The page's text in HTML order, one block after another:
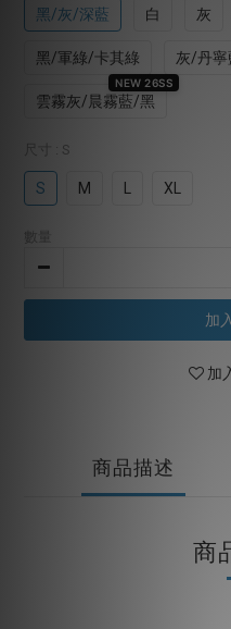
黑/灰/深藍 白 灰
黑/軍綠/卡其綠 灰/丹
雲霧灰/晨霧藍/黑
NEW 26SS
尺寸 : S
S M XL
數量
加
加
商品描述
商